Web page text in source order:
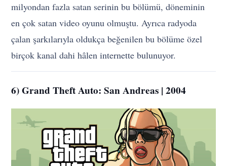
milyondan fazla satan serinin bu bölümü, döneminin
en çok satan video oyunu olmuştu. Ayrıca radyoda
çalan şarkılarıyla oldukça beğenilen bu bölüme özel
birçok kanal dahi hâlen internette bulunuyor.
6) Grand Theft Auto: San Andreas | 2004